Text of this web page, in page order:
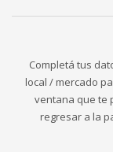
Completá tus
local / mercado
ventana que te
regresar a la